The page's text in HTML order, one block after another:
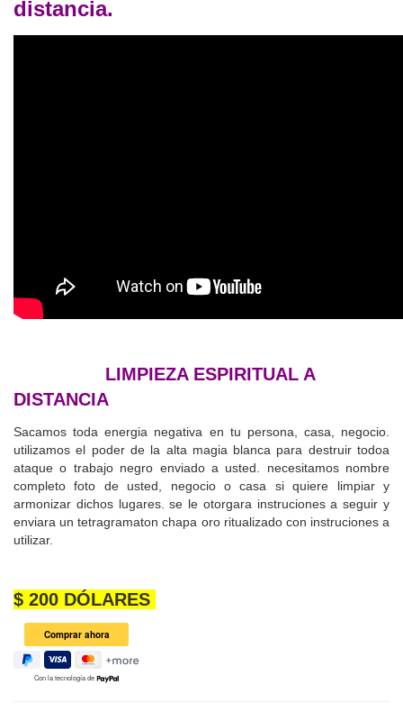
distancia.
LIMPIEZA ESPIRITUAL A
DISTANCIA
Sacamos toda energia negativa en tu persona, casa, negocio.
utilizamos el poder de la alta magia blanca para destruir todoa
ataque o trabajo negro enviado a usted. necesitamos nombre
completo foto de usted, negocio o casa si quiere limpiar y
armonizar dichos lugares. se le otorgara instruciones a seguir y
enviara un tetragramaton chapa oro ritualizado con instruciones a
utilizar.
$ 200 DÓLARES
Con la tecnología de